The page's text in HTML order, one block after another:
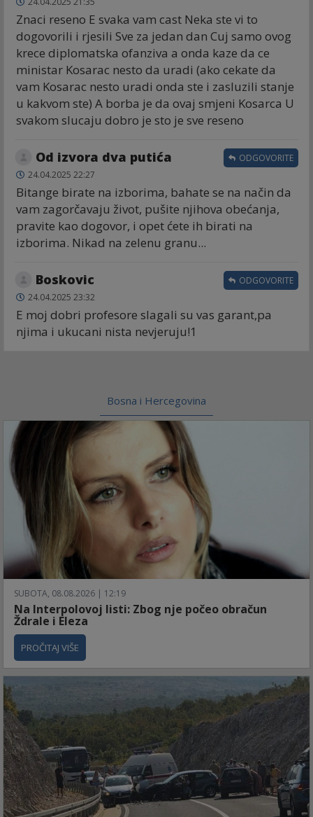
Znaci reseno E svaka vam cast Neka ste vi to
dogovorili i rjesili Sve za jedan dan Cuj samo ovog
krece diplomatska ofanziva a onda kaze da ce
ministar Kosarac nesto da uradi (ako cekate da
vam Kosarac nesto uradi onda ste i zasluzili stanje
u kakvom ste) A borba je da ovaj smjeni Kosarca U
svakom slucaju dobro je sto je sve reseno
Od izvora dva putića
24.04.2025 22:27
Bitange birate na izborima, bahate se na način da
vam zagorčavaju život, pušite njihova obećanja,
pravite kao dogovor, i opet ćete ih birati na
izborima. Nikad na zelenu granu...
ODGOVORITE
Boskovic
24.04.2025 23:32
E moj dobri profesore slagali su vas garant,pa
njima i ukucani nista nevjeruju!1
ODGOVORITE
Bosna i Hercegovina
SUBOTA, 08.08.2026 | 12:19
Na Interpolovoj listi: Zbog nje počeo obračun
Ždrale i Eleza
PROČITAJ VIŠE